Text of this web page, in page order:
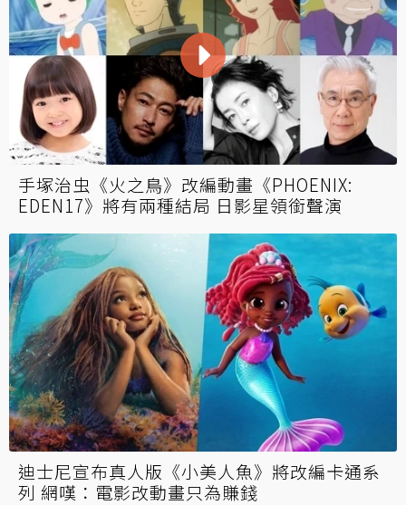
手塚治虫《火之鳥》改編動畫《PHOENIX:
EDEN17》將有兩種結局 日影星領銜聲演
迪士尼宣布真人版《小美人魚》將改編卡通系
列 網嘆：電影改動畫只為賺錢